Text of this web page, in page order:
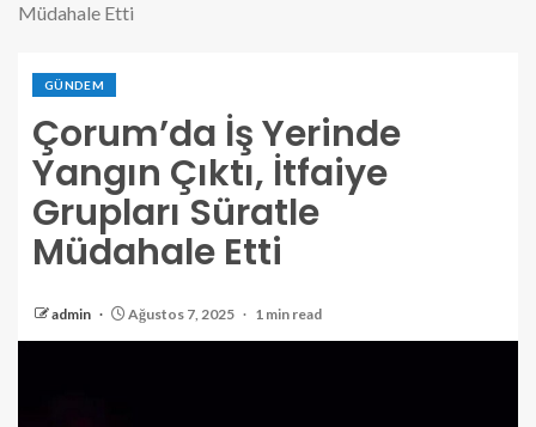
Müdahale Etti
GÜNDEM
Çorum’da İş Yerinde
Yangın Çıktı, İtfaiye
Grupları Süratle
Müdahale Etti
admin Ağustos 7, 2025 1 min read